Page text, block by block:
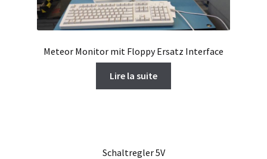
Meteor Monitor mit Floppy Ersatz Interface
Lire la suite
Schaltregler 5V